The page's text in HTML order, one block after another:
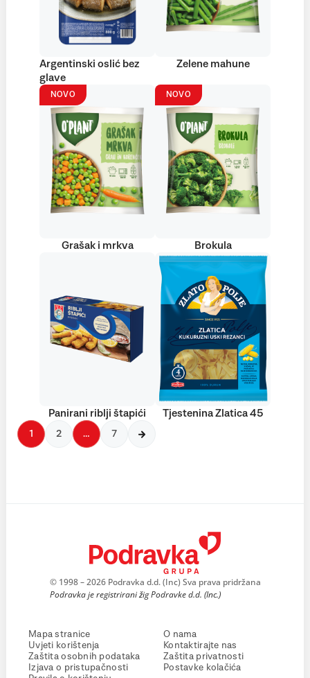
Argentinski oslić bez
glave
Zelene mahune
NOVO
Grašak i mrkva
NOVO
Brokula
Panirani riblji štapići Tjestenina Zlatica 45
1 2 … 7
© 1998 – 2026 Podravka d.d. (Inc) Sva prava pridržana
Podravka je registrirani žig Podravke d.d. (Inc.)
Mapa stranice
Uvjeti korištenja
Zaštita osobnih podataka
Izjava o pristupačnosti
O nama
Kontaktirajte nas
Zaštita privatnosti
Postavke kolačića